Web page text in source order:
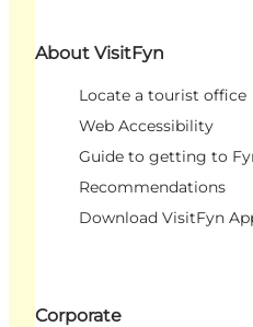
About VisitFyn
Locate a tourist office
Web Accessibility
Guide to getting to
Recommendations
Download VisitFyn
Corporate